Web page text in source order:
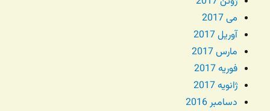
می 2017
آوریل 2017
مارس 2017
فوریه 2017
ژانویه 2017
دسامبر 2016